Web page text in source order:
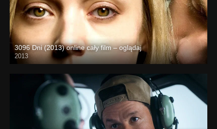
3096 Dni (2013) online cały film – oglądaj
2013